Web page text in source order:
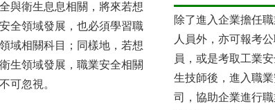
與衛生息息相關，將來若想
全領域發展，也必須學習職
域相關科目；同樣地，若想
生領域發展，職業安全相關
可忽視。
除了進入企業擔任
人員外，亦可報考
員，或是考取工業
生技師後，進入職
司，協助企業進行